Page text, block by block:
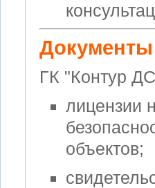
ГК "Контур
лицензии
объектов;